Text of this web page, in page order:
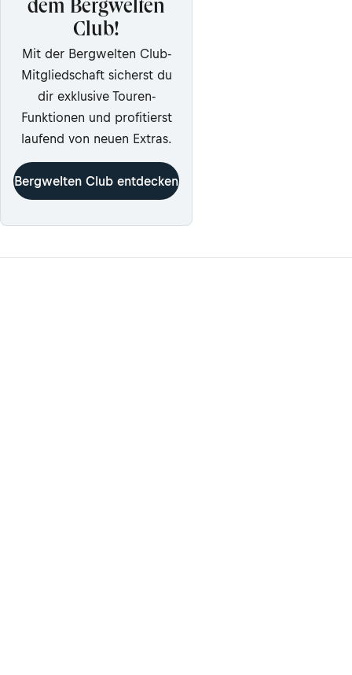
dem Bergwelten
Club!
Mit der Bergwelten Club-
Mitgliedschaft sicherst du
dir exklusive Touren-
Funktionen und profitierst
laufend von neuen Extras.
Bergwelten Club entdecken